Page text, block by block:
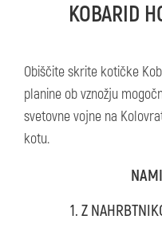
KOBARID
Obiščite skrite kotičke
planine ob vznožju
svetovne vojne na
kotu.
1. Z